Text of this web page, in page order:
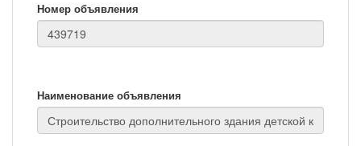
Номер объявления
Наименование объявления